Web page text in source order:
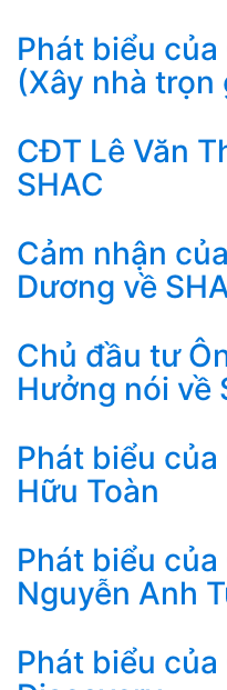
Phát biểu của
(Xây nhà trọn
CĐT Lê Văn
SHAC
Cảm nhận
Dương về
Chủ đầu tư
Hưởng nói về
Phát biểu
Hữu Toàn
Phát biểu
Nguyễn Anh
Phát biểu